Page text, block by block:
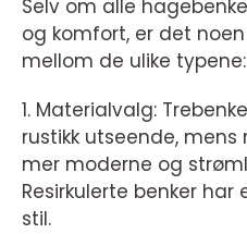
Selv om alle
og komfort, er det
mellom de ulike typene:
1. Materialvalg:
rustikk utseende,
mer moderne og
Resirkulerte benker
stil.